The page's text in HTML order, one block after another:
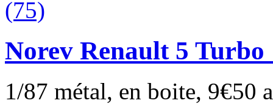
Norev Renault 5 Turbo
1/87 métal, en boite, 9€50